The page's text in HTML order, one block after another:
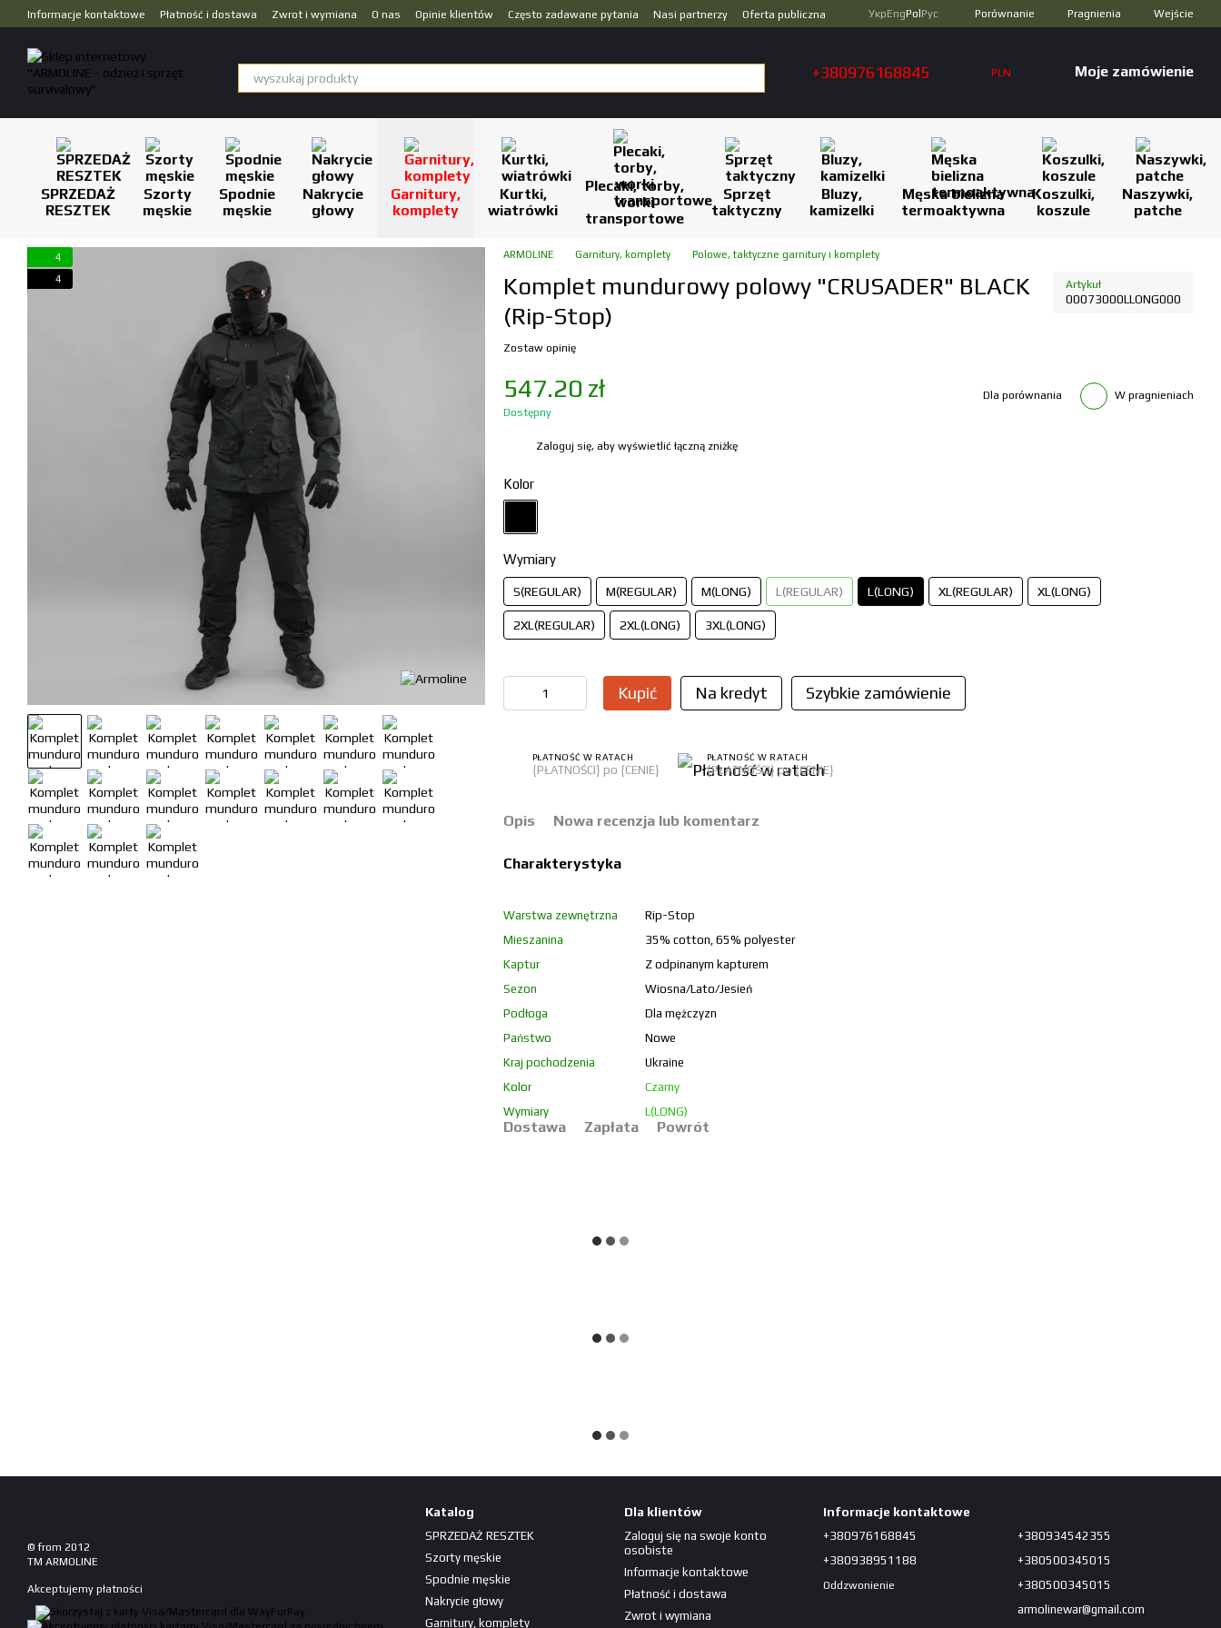
Przejdź do głównej treści
Informacje kontaktowe Płatność i dostawa Zwrot i wymiana O nas Opinie klientów Często zadawane pytania Nasi partnerzy
Oferta publiczna
УкрEngPol Рус Porównanie Pragnienia Wejście
+380976168845 PLN Moje zamówienie
SPRZEDAŻ
RESZTEK
Szorty
męskie
Spodnie
męskie
Nakrycie
głowy
Garnitury,
komplety
Kurtki,
wiatrówki
Plecaki, torby,
worki
transportowe
Sprzęt
taktyczny
Bluzy,
kamizelki
Męska bielizna
termoaktywna
Koszulki,
koszule
Naszywki,
patche
4
4
ARMOLINE Garnitury, komplety Polowe, taktyczne garnitury i komplety
Komplet mundurowy polowy "CRUSADER" BLACK
(Rip-Stop)
Artykuł
00073000LLONG000
Zostaw opinię
547.20 zł
Dostępny
Dla porównania W pragnieniach
Zaloguj się, aby wyświetlić łączną zniżkę
Kolor
Wymiary
S(REGULAR) M(REGULAR) M(LONG) L(REGULAR) L(LONG) XL(REGULAR) XL(LONG)
2XL(REGULAR) 2XL(LONG) 3XL(LONG)
Kupić Na kredyt Szybkie zamówienie
PŁATNOŚĆ W RATACH
{PŁATNOŚCI} po {CENIE}
PŁATNOŚĆ W RATACH
{PŁATNOŚCI} po {CENIE}
Opis Nowa recenzja lub komentarz
Charakterystyka
Warstwa zewnętrzna
Rip-Stop
Mieszanina
35% cotton, 65% polyester
Kaptur
Z odpinanym kapturem
Sezon
Wiosna/Lato/Jesień
Podłoga
Dla mężczyzn
Państwo
Nowe
Kraj pochodzenia
Ukraine
Kolor
Czarny
Wymiary
L(LONG)
Dostawa Zapłata Powrót
© from 2012
TM ARMOLINE
Akceptujemy płatności
Katalog
SPRZEDAŻ RESZTEK
Szorty męskie
Spodnie męskie
Nakrycie głowy
Garnitury, komplety
Dla klientów
Zaloguj się na swoje konto
osobiste
Informacje kontaktowe
Płatność i dostawa
Zwrot i wymiana
Informacje kontaktowe
+380976168845
+380938951188
Oddzwonienie
+380934542355
+380500345015
+380500345015
armolinewar@gmail.com